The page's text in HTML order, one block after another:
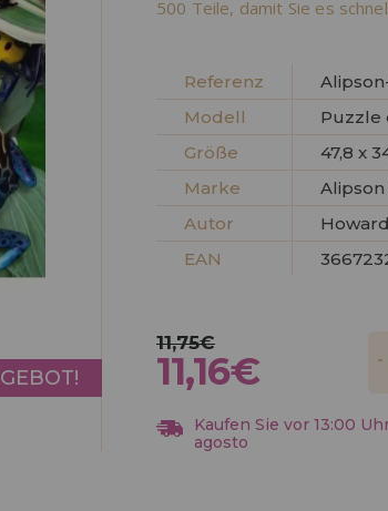
500 Teile, damit Sie es
Referenz
Modell
Puzzle
Größe
47,8 x
Marke
Autor
EAN
11,75€
11,16€
Kaufen Sie vor 13:00
agosto